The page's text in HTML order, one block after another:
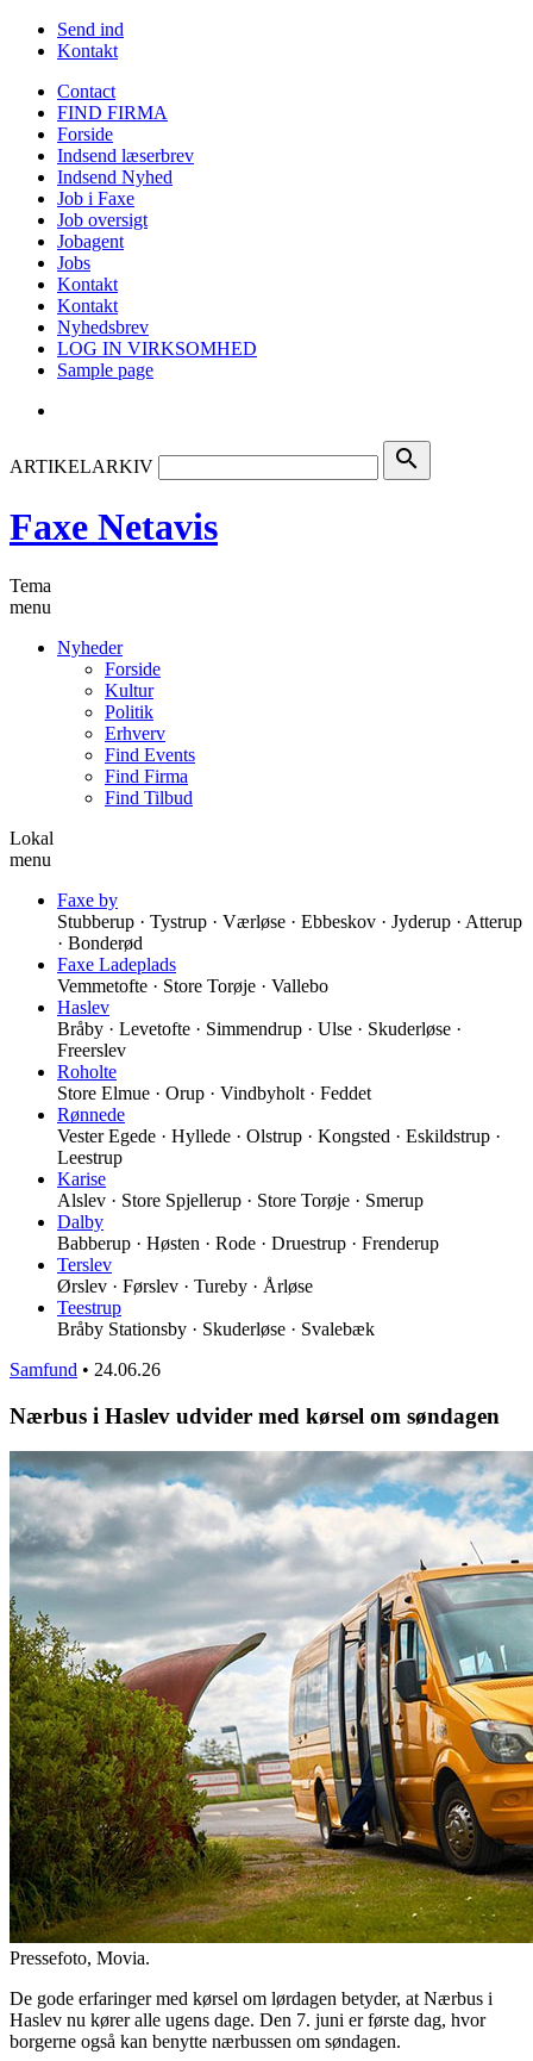
Send ind
Kontakt
Contact
FIND FIRMA
Forside
Indsend læserbrev
Indsend Nyhed
Job i Faxe
Job oversigt
Jobagent
Jobs
Kontakt
Kontakt
Nyhedsbrev
LOG IN VIRKSOMHED
Sample page
ARTIKELARKIV search
Faxe Netavis
Tema
menu
Nyheder
Forside
Kultur
Politik
Erhverv
Find Events
Find Firma
Find Tilbud
Lokal
menu
Faxe by
Stubberup · Tystrup · Værløse · Ebbeskov · Jyderup · Atterup
· Bonderød
Faxe Ladeplads
Vemmetofte · Store Torøje · Vallebo
Haslev
Bråby · Levetofte · Simmendrup · Ulse · Skuderløse ·
Freerslev
Roholte
Store Elmue · Orup · Vindbyholt · Feddet
Rønnede
Vester Egede · Hyllede · Olstrup · Kongsted · Eskildstrup ·
Leestrup
Karise
Alslev · Store Spjellerup · Store Torøje · Smerup
Dalby
Babberup · Høsten · Rode · Druestrup · Frenderup
Terslev
Ørslev · Førslev · Tureby · Årløse
Teestrup
Bråby Stationsby · Skuderløse · Svalebæk
Samfund • 24.06.26
Nærbus i Haslev udvider med kørsel om søndagen
Pressefoto, Movia.
De gode erfaringer med kørsel om lørdagen betyder, at Nærbus i
Haslev nu kører alle ugens dage. Den 7. juni er første dag, hvor
borgerne også kan benytte nærbussen om søndagen.